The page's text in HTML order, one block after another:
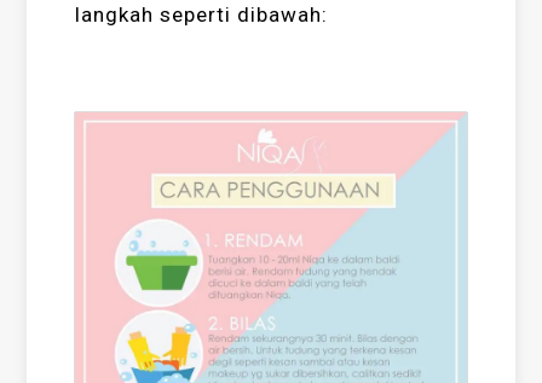
langkah seperti dibawah: